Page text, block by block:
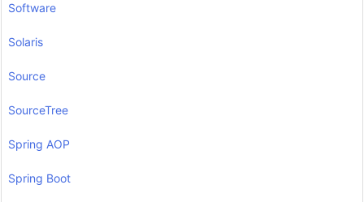
Software
Solaris
Source
SourceTree
Spring AOP
Spring Boot